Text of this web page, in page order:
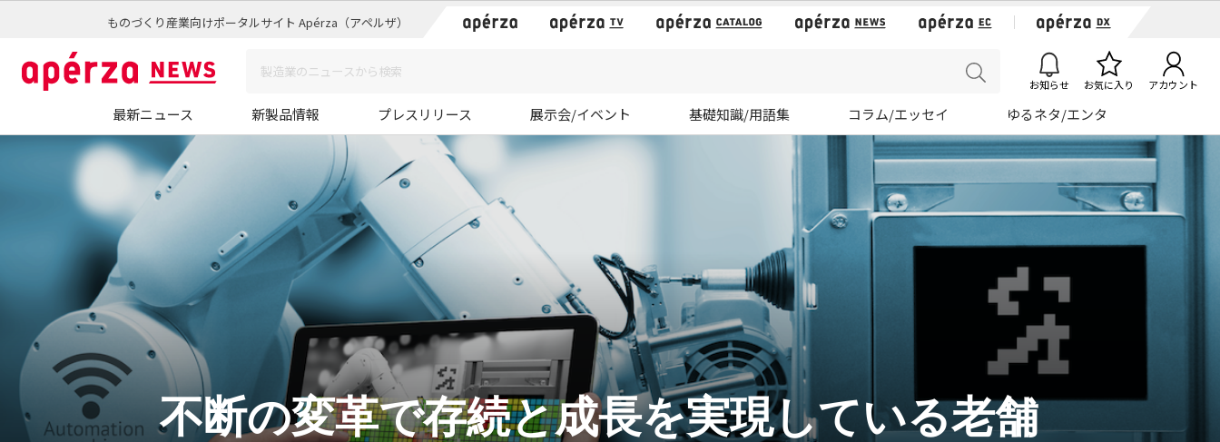
ものづくり産業向けポータルサイト Apérza（アペルザ）
お知らせ お気に入り アカウント
最新ニュース 新製品情報 プレスリリース 展示会/イベント 基礎知識/用語集 コラム/エッセイ ゆるネタ/エンタ
不断の変革で存続と成長を実現している老舗